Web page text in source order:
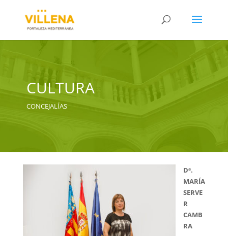
CULTURA
CONCEJALÍAS
Dª.
MARÍA
SERVE
R
CAMB
RA